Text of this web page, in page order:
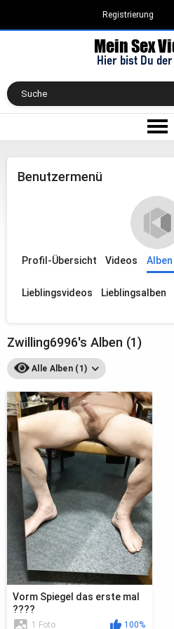
Registrierung
Benutzermenü
Profil-Übersicht Videos Alben
Lieblingsvideos Lieblingsalben
Zwilling6996's Alben (1)
Alle Alben (1)
Vorm Spiegel das erste mal
????
1 Foto 100%